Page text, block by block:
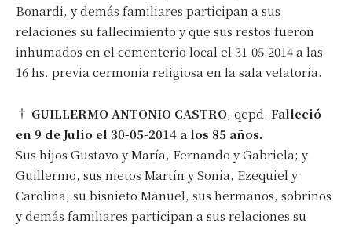
Bonardi, y demás familiares participan a sus
relaciones su fallecimiento y que sus restos fueron
inhumados en el cementerio local el 31-05-2014 a las
16 hs. previa cermonia religiosa en la sala velatoria.
† GUILLERMO ANTONIO CASTRO, qepd. Falleció
en 9 de Julio el 30-05-2014 a los 85 años.
Sus hijos Gustavo y María, Fernando y Gabriela; y
Guillermo, sus nietos Martín y Sonia, Ezequiel y
Carolina, su bisnieto Manuel, sus hermanos, sobrinos
y demás familiares participan a sus relaciones su